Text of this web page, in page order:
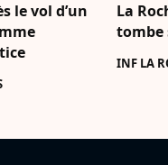
le vol d’un
La
tombe
INF LA